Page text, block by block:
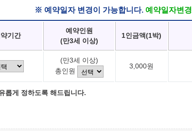
※ 예약일자 변경이 가능합니다. 예약일자변경
기간
예약인원
(만3세 이상)
1인금액(1박)
(만3세 이상)
총인원
3,000원
롭게 정하도록 해드립니다.